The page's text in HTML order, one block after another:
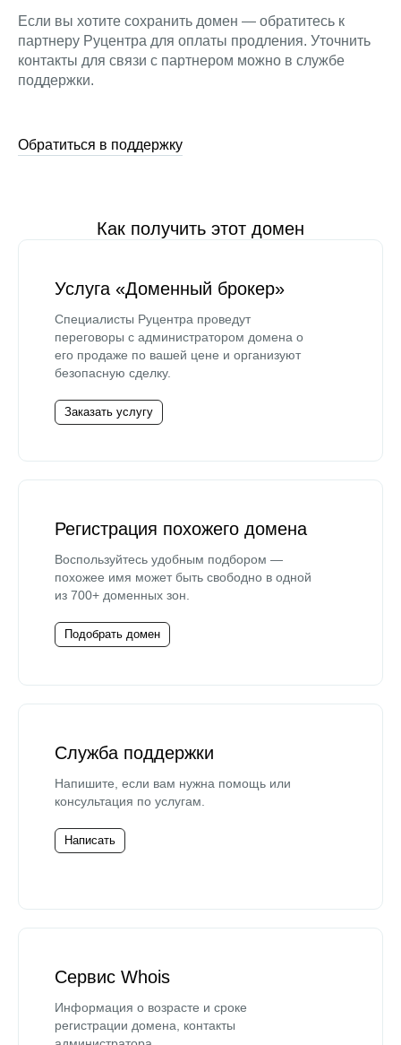
Если вы хотите сохранить домен — обратитесь к
партнеру Руцентра для оплаты продления. Уточнить
контакты для связи с партнером можно в службе
поддержки.
Обратиться в поддержку
Как получить этот домен
Услуга «Доменный брокер»
Специалисты Руцентра проведут
переговоры с администратором домена о
его продаже по вашей цене и организуют
безопасную сделку.
Заказать услугу
Регистрация похожего домена
Воспользуйтесь удобным подбором —
похожее имя может быть свободно в одной
из 700+ доменных зон.
Подобрать домен
Служба поддержки
Напишите, если вам нужна помощь или
консультация по услугам.
Написать
Сервис Whois
Информация о возрасте и сроке
регистрации домена, контакты